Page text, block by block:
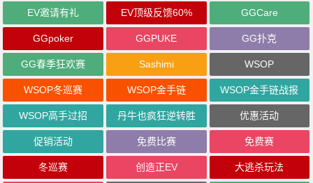
EV邀请有礼 EV顶级反馈60% GGCare
GGpoker GGPUKE GG扑克
GG春季狂欢赛 Sashimi WSOP
WSOP冬巡赛 WSOP金手链 WSOP金手链战报
WSOP高手过招 丹牛也疯狂逆转胜 优惠活动
促销活动 免费比赛 免费赛
冬巡赛 创造正EV 大逃杀玩法